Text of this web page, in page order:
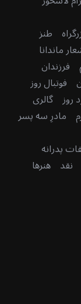
طنز
ماندانا
فرزندان
فوتبال روز
روز گالری
مادرِ سه پسر
پدرانه
نقد هنرها